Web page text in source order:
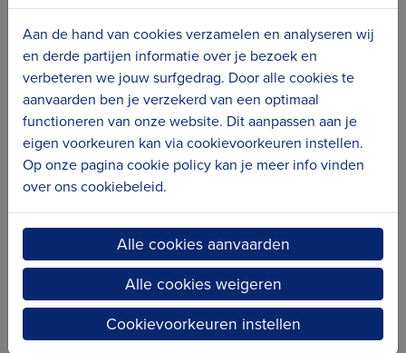
Aan de hand van cookies verzamelen en analyseren wij
en derde partijen informatie over je bezoek en
verbeteren we jouw surfgedrag. Door alle cookies te
aanvaarden ben je verzekerd van een optimaal
functioneren van onze website. Dit aanpassen aan je
eigen voorkeuren kan via cookievoorkeuren instellen.
Op onze pagina cookie policy kan je meer info vinden
over ons cookiebeleid.
Alle cookies aanvaarden
Alle cookies weigeren
Cookievoorkeuren instellen